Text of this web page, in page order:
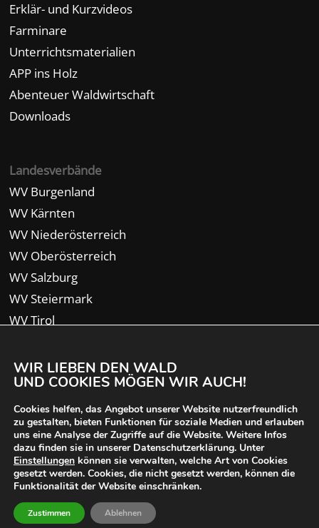
Erklär- und Kurzvideos
Farminare
Unterrichtsmaterialien
APP ins Holz
Abenteuer Waldwirtschaft
Downloads
Landesverbände
WV Burgenland
WV Kärnten
WV Niederösterreich
WV Oberösterreich
WV Salzburg
WV Steiermark
WV Tirol
iService
WIR LIEBEN DEN WALD
UND COOKIES MÖGEN WIR AUCH!
Cookies helfen, das Angebot unserer Website nutzerfreundlich
zu gestalten, bieten Funktionen für soziale Medien und erlauben
uns eine Analyse der Zugriffe auf die Website. Weitere Infos
dazu finden sie in unserer Datenschutzerklärung. Unter
Einstellungen können sie verwalten, welche Art von Cookies
gesetzt werden. Cookies, die nicht gesetzt werden, können die
Funktionalität der Website einschränken.
Zustimmen Ablehnen